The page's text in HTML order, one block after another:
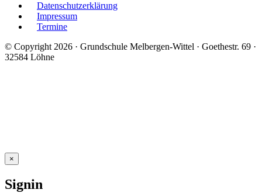
Datenschutzerklärung
Impressum
Termine
© Copyright 2026 · Grundschule Melbergen-Wittel · Goethestr. 69 ·
32584 Löhne
×
Signin